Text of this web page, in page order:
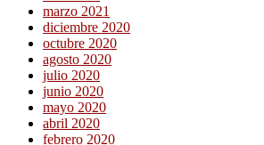
marzo 2021
diciembre 2020
octubre 2020
agosto 2020
julio 2020
junio 2020
mayo 2020
abril 2020
febrero 2020